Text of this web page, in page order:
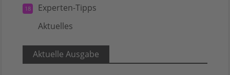
18 Experten-Tipps
Aktuelles
Aktuelle Ausgabe